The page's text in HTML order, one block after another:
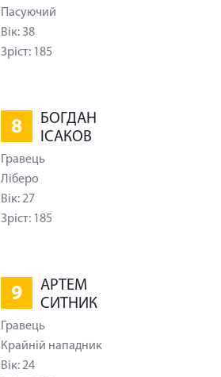
Пасуючий
Вік: 38
Зріст: 185
8
БОГДАН
ІСАКОВ
Гравець
Ліберо
Вік: 27
Зріст: 185
9
АРТЕМ
СИТНИК
Гравець
Крайній нападник
Вік: 24